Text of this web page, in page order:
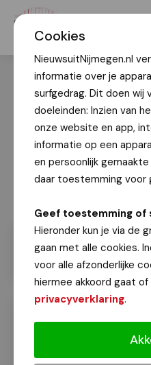
Cookies
NieuwsuitNijmegen.nl
informatie over je
surfgedrag. Dit doen wij
doeleinden: Inzien van
onze website en app,
informatie op een
en persoonlijk
daar toestemming voor
Geef toestemming of
Hieronder kun je via de
gaan met alle cookies.
voor alle afzonderlijke
hiermee akkoord gaat
privacyverklaring.
Nachtelijk
Waalstrandjes
2023